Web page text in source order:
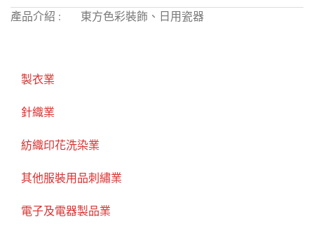
產品介紹 : 東方色彩裝飾、日用瓷器
製衣業
針織業
紡織印花洗染業
其他服裝用品刺繡業
電子及電器製品業